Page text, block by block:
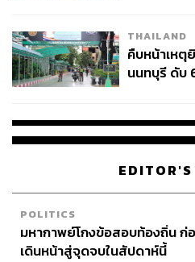
ABOUT
อัยย์ลดา แซ่
THAILAND
คืบหน้าเหตุ
นนทบุรี ดับ
POLITICS
มหากาพย์โกงข้อสอบท้องถิ่น ก่
เดินหน้าสู่จุดจบในสัปดาห์นี้